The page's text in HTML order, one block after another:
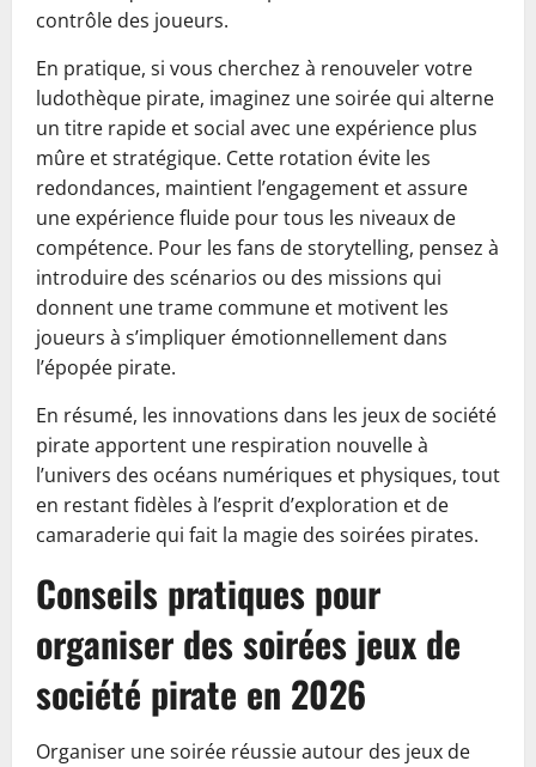
contrôle des joueurs.
En pratique, si vous cherchez à renouveler votre
ludothèque pirate, imaginez une soirée qui alterne
un titre rapide et social avec une expérience plus
mûre et stratégique. Cette rotation évite les
redondances, maintient l’engagement et assure
une expérience fluide pour tous les niveaux de
compétence. Pour les fans de storytelling, pensez à
introduire des scénarios ou des missions qui
donnent une trame commune et motivent les
joueurs à s’impliquer émotionnellement dans
l’épopée pirate.
En résumé, les innovations dans les jeux de société
pirate apportent une respiration nouvelle à
l’univers des océans numériques et physiques, tout
en restant fidèles à l’esprit d’exploration et de
camaraderie qui fait la magie des soirées pirates.
Conseils pratiques pour
organiser des soirées jeux de
société pirate en 2026
Organiser une soirée réussie autour des jeux de